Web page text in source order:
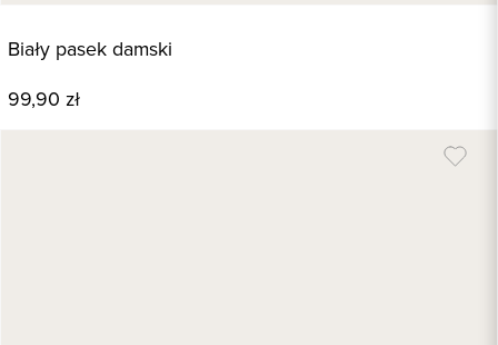
Biały pasek damski
99,90 zł